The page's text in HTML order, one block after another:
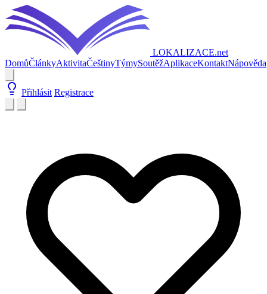
LOKALIZACE.net
DomůČlánkyAktivitaČeštinyTýmySoutěžAplikaceKontaktNápověda
Přihlásit Registrace